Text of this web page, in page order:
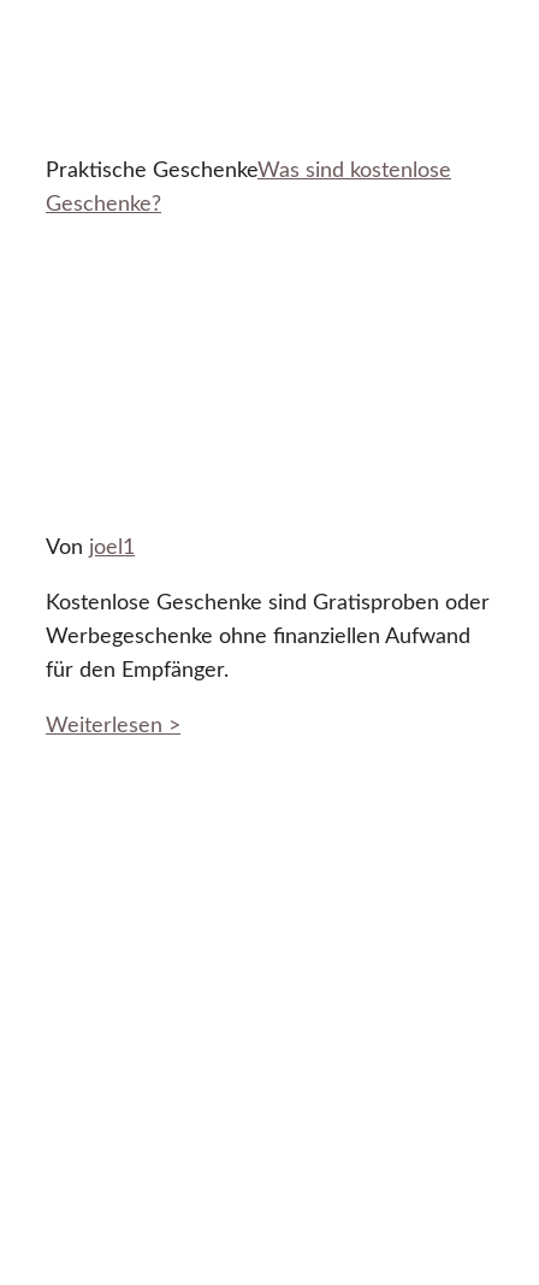
Praktische GeschenkeWas sind kostenlose
Geschenke?
Von joel1
Kostenlose Geschenke sind Gratisproben oder
Werbegeschenke ohne finanziellen Aufwand
für den Empfänger.
Weiterlesen >